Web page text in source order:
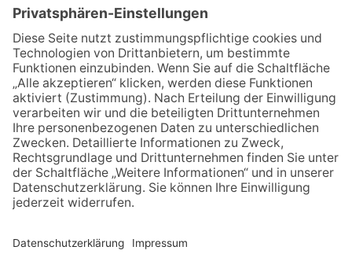
06.08.2026
Baustellenführung führt auch in
die Zukunft der Stadt
Königstein
06.08.2026
Klinikforum zum Thema
Karpaltunnelsyndrom
06.08.2026
Gewinnspiel zum Start ins
Schuljahr
06.08.2026
„Rock auf der Burg“ lässt
Königstein beben